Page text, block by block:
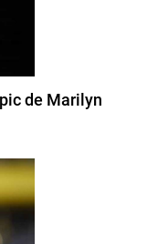
de Marilyn